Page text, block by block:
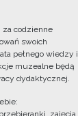
codzienne
swoich
pełnego wiedzy i
muzealne będą
dydaktycznej.